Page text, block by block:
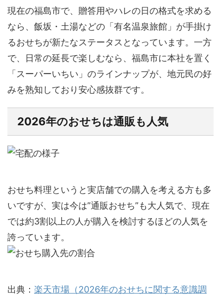
現在の福島市で、贈答用やハレの日の格式を求める
なら、飯坂・土湯などの 「有名温泉旅館」が手掛け
るおせちが新たなステータスとなっています。一方
で、日常の延長で楽しむなら、福島市に本社を置く
「スーパーいちい」のラインナップが、地元民の好
みを熟知しており安心感抜群です。
2026年のおせちは通販も人気
おせち料理というと実店舗での購入を考える方も多
いですが、実は今は”通販おせち”も大人気で、現在
では約3割以上の人が購入を検討するほどの人気を
誇っています。
出典： 楽天市場（2026年のおせちに関する意識調